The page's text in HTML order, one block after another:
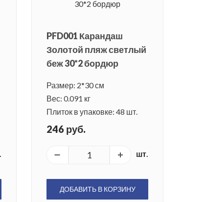
PFD001 Карандаш
Золотой пляж светлый
беж 30*2 бордюр
Размер: 2*30 см
Вес: 0.091 кг
Плиток в упаковке: 48 шт.
246 руб.
шт.
ДОБАВИТЬ В КОРЗИНУ